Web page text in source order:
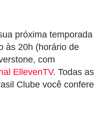
próxima temporada
às 20h (horário de
com
EllevenTV. Todas as
Clube você confere